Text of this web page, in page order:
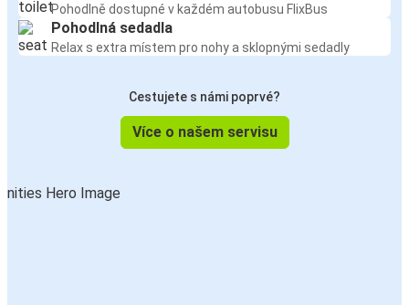
Pohodlně dostupné v každém autobusu FlixBus
Pohodlná sedadla
Relax s extra místem pro nohy a sklopnými sedadly
Cestujete s námi poprvé?
Více o našem servisu